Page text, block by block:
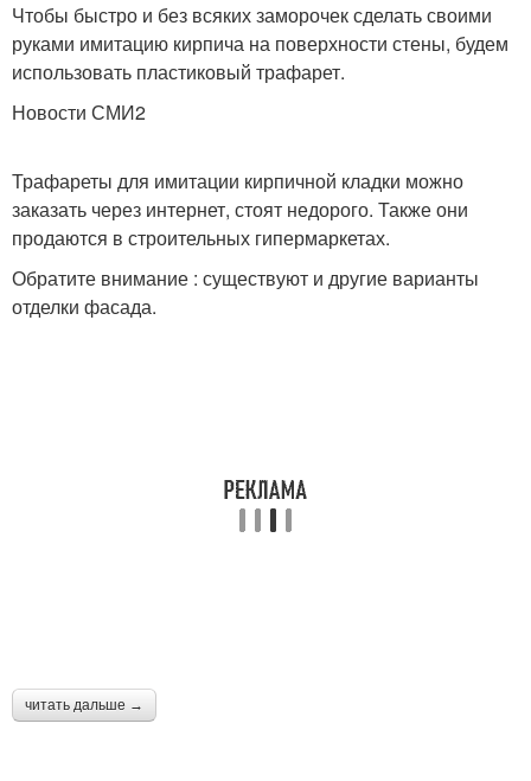
Чтобы быстро и без всяких заморочек сделать своими
руками имитацию кирпича на поверхности стены, будем
использовать пластиковый трафарет.
Новости СМИ2
Трафареты для имитации кирпичной кладки можно
заказать через интернет, стоят недорого. Также они
продаются в строительных гипермаркетах.
Обратите внимание : существуют и другие варианты
отделки фасада.
читать дальше →